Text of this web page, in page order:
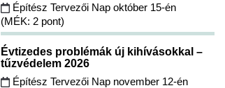
Építész Tervezői Nap október 15-én
(MÉK: 2 pont)
Évtizedes problémák új kihívásokkal –
tűzvédelem 2026
Építész Tervezői Nap november 12-én